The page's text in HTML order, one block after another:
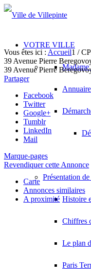
VOTRE VILLE
Madame
Présentation
Histoire
Chiffres
Le plan
Paris
Vous êtes ici : Accueil1 /
39 Avenue Pierre
39 Avenue Pierre
Partager
Facebook
Twitter
Google+
Tumblr
LinkedIn
Mail
Marque-pages
Revendiquer cette Annonce
Carte
Annonces similaires
A proximité